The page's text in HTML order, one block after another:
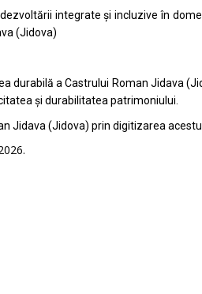
integrate șiincluzive în
(Jidova)
durabilă a Castrului Roman Jidava
și durabilitatea patrimoniului.
Jidava (Jidova) prin digitizarea